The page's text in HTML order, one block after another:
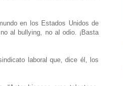
en los Estados Unidos de
al bullying, no al odio. ¡Basta
laboral que, dice él, los